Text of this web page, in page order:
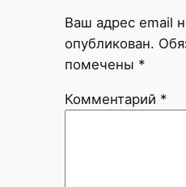
Ваш адрес email
опубликован.
помечены *
Комментарий *